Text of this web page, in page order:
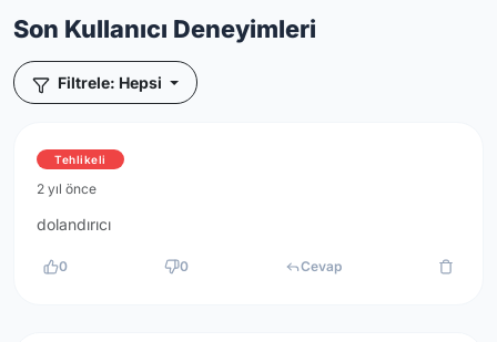
Son Kullanıcı Deneyimleri
Filtrele: Hepsi
Tehlikeli
2 yıl önce
dolandırıcı
0 0 Cevap